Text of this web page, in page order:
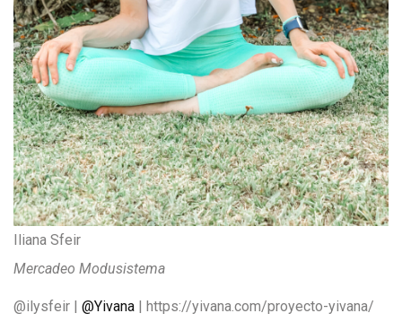
Iliana Sfeir
Mercadeo Modusistema
@ilysfeir | @Yivana | https://yivana.com/proyecto-yivana/